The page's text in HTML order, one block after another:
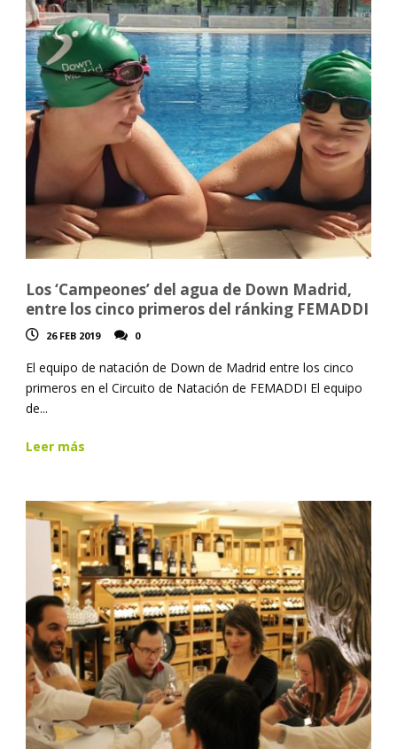
Los ‘Campeones’ del agua de Down Madrid,
entre los cinco primeros del ránking FEMADDI
26 FEB 2019 0
El equipo de natación de Down de Madrid entre los cinco
primeros en el Circuito de Natación de FEMADDI El equipo
de...
Leer más